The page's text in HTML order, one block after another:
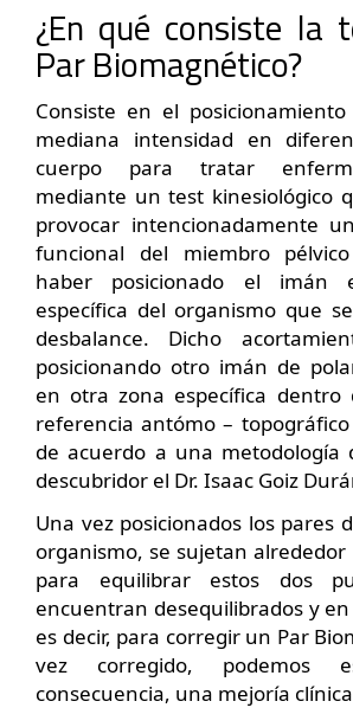
¿En qué consiste la
Par Biomagnético?
Consiste en el
mediana intensidad en
cuerpo para tratar
mediante un test kinesiológico
provocar intencionadamente
funcional del miembro
haber posicionado el imán
específica del organismo que
desbalance. Dicho
posicionando otro imán de
en otra zona específica dentro
referencia antómo –
de acuerdo a una metodología
descubridor el Dr. Isaac Goiz
Una vez posicionados los pares
organismo, se sujetan
para equilibrar estos dos
encuentran desequilibrados y
es decir, para corregir un Par
vez corregido, podemos
consecuencia, una mejoría